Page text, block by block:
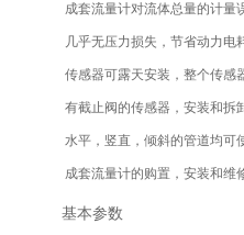
成套流量计对流体总量的计量
几乎无压力损失，节省动力电
传感器可露天安装，整个传感
有截止阀的传感器，安装和拆
水平，竖直，倾斜的管道均可
成套流量计的购置，安装和维
基本参数